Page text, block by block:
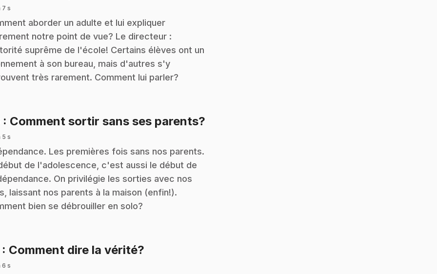
7 s
aborder un adulte et lui expliquer
notre point de vue? Le directeur :
suprême de l'école! Certains élèves ont un
à son bureau, mais d'autres s'y
très rarement. Comment lui parler?
: Comment sortir sans ses parents?
5 s
Les premières fois sans nos parents.
de l'adolescence, c'est aussi le début de
On privilégie les sorties avec nos
laissant nos parents à la maison (enfin!).
bien se débrouiller en solo?
: Comment dire la vérité?
6 s